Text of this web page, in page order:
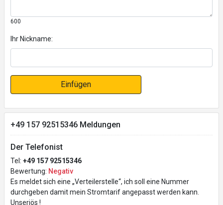
600
Ihr Nickname:
Einfügen
+49 157 92515346 Meldungen
Der Telefonist
Tel: +49 157 92515346
Bewertung: Negativ
Es meldet sich eine „Verteilerstelle“, ich soll eine Nummer
durchgeben damit mein Stromtarif angepasst werden kann.
Unseriös !